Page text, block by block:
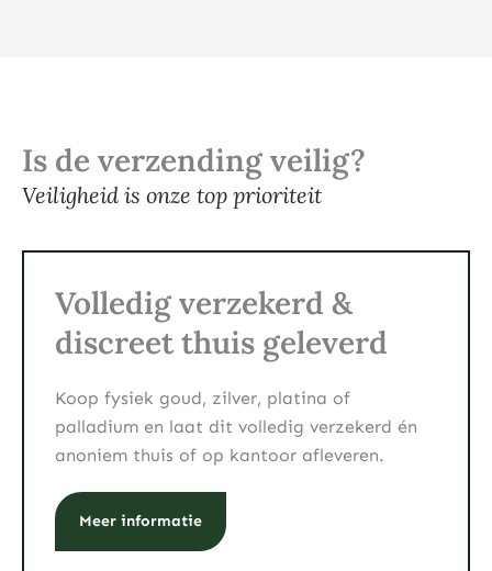
Is de verzending veilig?
Veiligheid is onze top prioriteit
Volledig verzekerd &
discreet thuis geleverd
Koop fysiek goud, zilver, platina of
palladium en laat dit volledig verzekerd én
anoniem thuis of op kantoor afleveren.
Meer informatie